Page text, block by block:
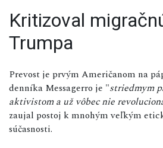
Kritizoval
Trumpa
Prevost je prvým Američanom na
denníka Messagerro je "striedmym
aktivistom a už vôbec nie
zaujal postoj k mnohým veľkým
súčasnosti.